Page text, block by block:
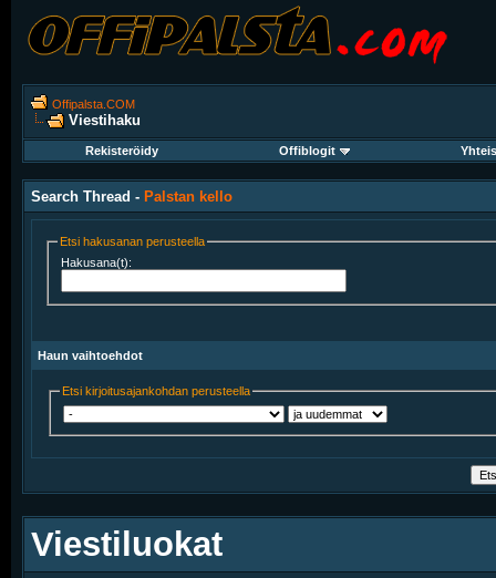
Offipalsta.COM
Viestihaku
Rekisteröidy Offiblogit
Search Thread - Palstan kello
Etsi hakusanan perusteella
Hakusana(t):
Haun vaihtoehdot
Etsi kirjoitusajankohdan perusteella
Viestiluokat